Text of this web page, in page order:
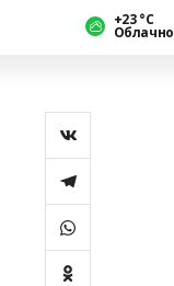
+23 °С
Облачно